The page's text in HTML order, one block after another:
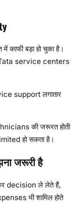
बड़ा हो चुका है।
Tata service centers
support लगातार
की जरूरत होती
हो सकता है।
जरूरी है
decision ले लेते हैं,
भी शामिल होते